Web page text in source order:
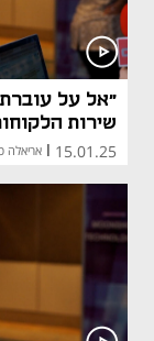
"אל על עוברת
שירות
15.01.25 אריאלה